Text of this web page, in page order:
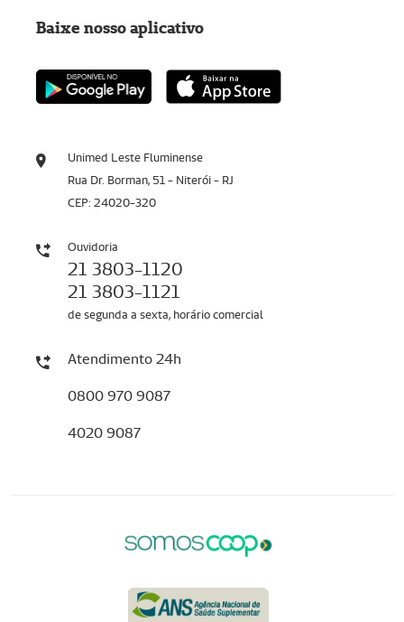
Unimed Leste Fluminense
Rua Dr. Borman, 51 - Niterói - RJ
CEP: 24020-320
Ouvidoria
21 3803-1120
21 3803-1121
de segunda a sexta, horário comercial
Atendimento 24h
0800 970 9087
4020 9087
Baixe nosso aplicativo